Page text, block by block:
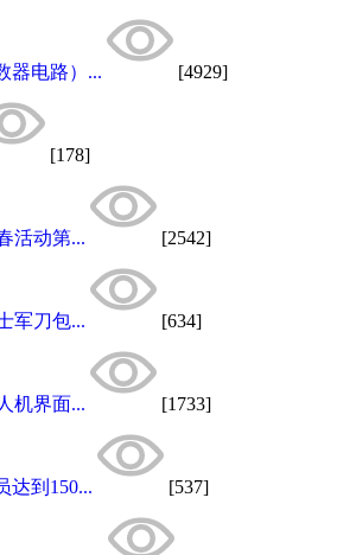
器电路）... [4929]
[178]
活动第... [2542]
军刀包... [634]
机界面... [1733]
达到150... [537]